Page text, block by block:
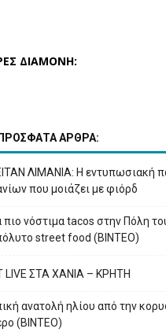
ΔΙΑΜΟΝΗ:
ΠΡΟΣΦΑΤΑ ΑΡΘΡΑ:
ΛΙΜΑΝΙΑ: Η εντυπωσιακή
που μοιάζει με φιόρδ
πιο νόστιμα tacos στην Πόλη
street food (ΒΙΝΤΕΟ)
LIVE ΣΤΑ ΧΑΝΙΑ – ΚΡΗΤΗ
ανατολή ηλίου από την
(ΒΙΝΤΕΟ)